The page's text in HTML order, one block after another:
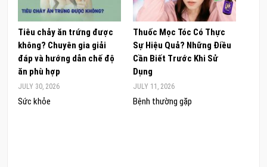
Tiêu chảy ăn trứng được
không? Chuyên gia giải
đáp và hướng dẫn chế độ
ăn phù hợp
JULY 30, 2026
Sức khỏe
Thuốc Mọc Tóc Có Thực
Sự Hiệu Quả? Những Điều
Cần Biết Trước Khi Sử
Dụng
JULY 11, 2026
Bệnh thường gặp